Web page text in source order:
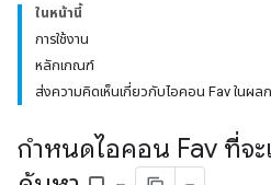
ในหน้านี้
การใช้งาน
หลักเกณฑ์
ส่งความคิดเห็นเกี่ยวกับไอคอน Fav ในผล
กำหนดไอคอน Fav ที่จ